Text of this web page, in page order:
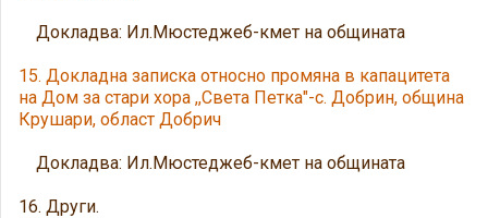
Докладва: Ил.Мюстеджеб-кмет на общината
15. Докладна записка относно промяна в капацитета
на Дом за стари хора ,,Света Петка"-с. Добрин, община
Крушари, област Добрич
Докладва: Ил.Мюстеджеб-кмет на общината
16. Други.